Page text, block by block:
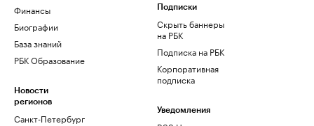
Финансы
Биографии
База знаний
РБК Образование
Новости
регионов
Санкт-Петербург
Подписки
Скрыть баннеры
на РБК
Подписка на РБК
Корпоративная
подписка
Уведомления